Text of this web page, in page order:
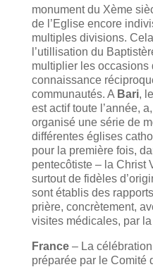
monument du Xème
de l’Eglise encore
multiples divisions.
l’utillisation du
multiplier les occasions
connaissance
communautés. A Bari,
est actif toute l’année,
organisé une série de
différentes églises
pour la première fois,
pentecôtiste – la Christ
surtout de fidèles
sont établis des
prière, concrètement,
visites médicales, par
France – La
préparée par le Comité